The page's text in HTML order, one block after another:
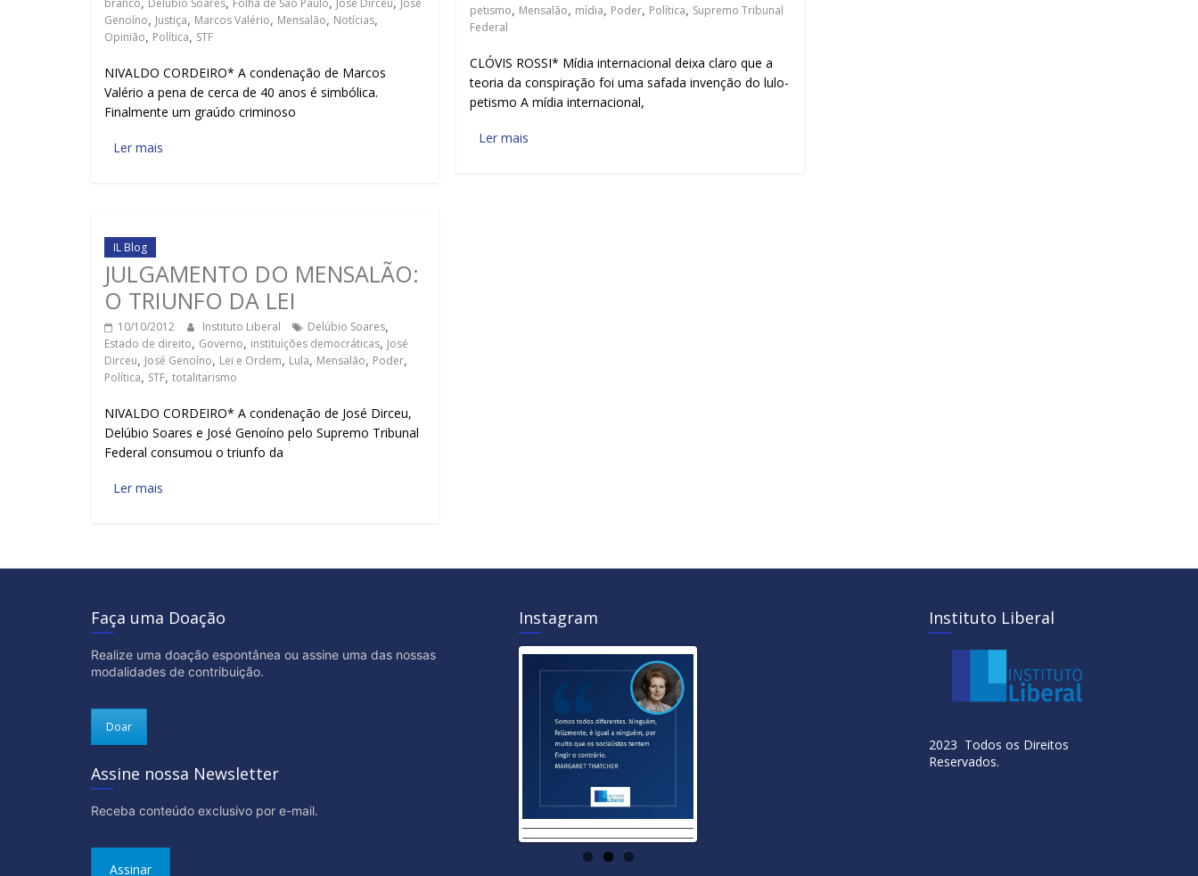
branco Delúbio Soares Folha de São Paulo José Dirceu José
Genoíno, Justiça, Marcos Valério, Mensalão, Notícias,
Opinião, Política, STF
NIVALDO CORDEIRO* A condenação de Marcos
Valério a pena de cerca de 40 anos é simbólica.
Finalmente um graúdo criminoso
Ler mais
petismo, Mensalão, mídia, Poder, Política, Supremo Tribunal
Federal
CLÓVIS ROSSI* Mídia internacional deixa claro que a
teoria da conspiração foi uma safada invenção do lulo-
petismo A mídia internacional,
Ler mais
IL Blog
JULGAMENTO DO MENSALÃO:
O TRIUNFO DA LEI
10/10/2012 Instituto Liberal Delúbio Soares,
Estado de direito, Governo, instituições democráticas, José
Dirceu, José Genoíno, Lei e Ordem, Lula, Mensalão, Poder,
Política, STF, totalitarismo
NIVALDO CORDEIRO* A condenação de José Dirceu,
Delúbio Soares e José Genoíno pelo Supremo Tribunal
Federal consumou o triunfo da
Ler mais
Faça uma Doação
Realize uma doação espontânea ou assine uma das nossas
modalidades de contribuição.
Doar
Assine nossa Newsletter
Receba conteúdo exclusivo por e-mail.
Assinar
Instagram Instituto Liberal
2023 Todos os Direitos
Reservados.